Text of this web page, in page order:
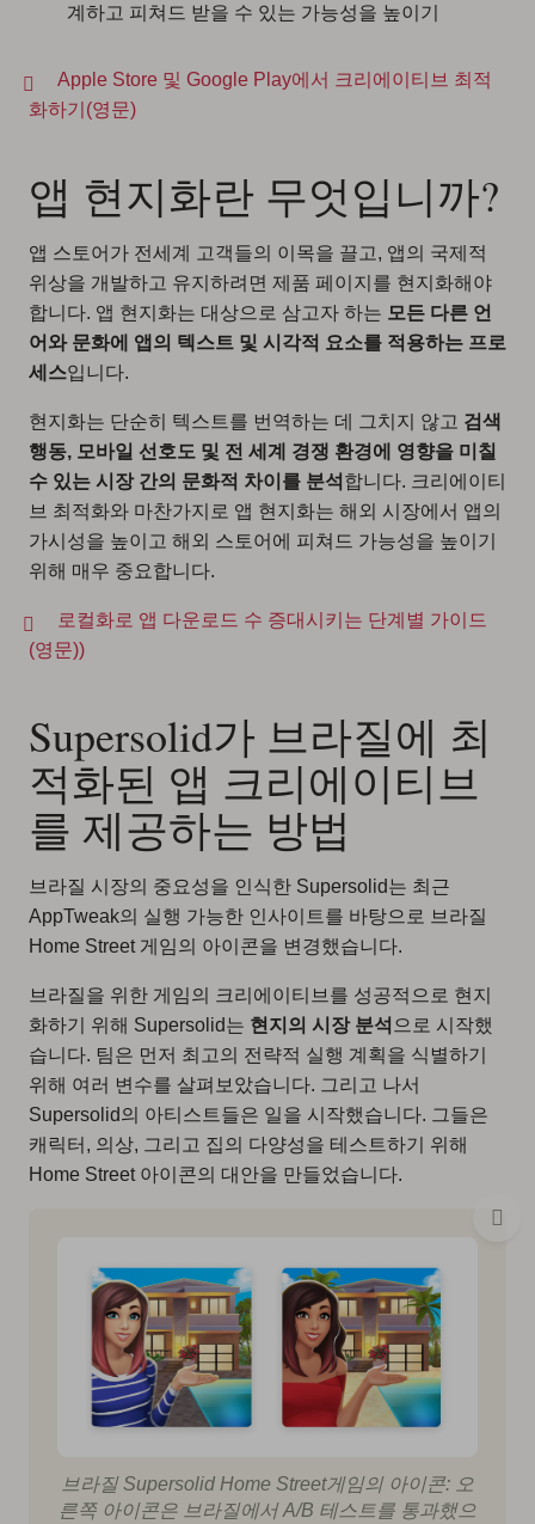
계하고 피쳐드 받을 수 있는 가능성을 높이기
Apple Store 및 Google Play에서 크리에이티브 최적
화하기(영문)
앱 현지화란 무엇입니까?
앱 스토어가 전세계 고객들의 이목을 끌고, 앱의 국제적
위상을 개발하고 유지하려면 제품 페이지를 현지화해야
합니다. 앱 현지화는 대상으로 삼고자 하는 모든 다른 언
어와 문화에 앱의 텍스트 및 시각적 요소를 적용하는 프로
세스입니다.
현지화는 단순히 텍스트를 번역하는 데 그치지 않고 검색
행동, 모바일 선호도 및 전 세계 경쟁 환경에 영향을 미칠
수 있는 시장 간의 문화적 차이를 분석 합니다. 크리에이티
브 최적화와 마찬가지로 앱 현지화는 해외 시장에서 앱의
가시성을 높이고 해외 스토어에 피쳐드 가능성을 높이기
위해 매우 중요합니다.
로컬화로 앱 다운로드 수 증대시키는 단계별 가이드
(영문))
Supersolid가 브라질에 최
적화된 앱 크리에이티브
를 제공하는 방법
브라질 시장의 중요성을 인식한 Supersolid는 최근
AppTweak의 실행 가능한 인사이트를 바탕으로 브라질
Home Street 게임의 아이콘을 변경했습니다.
브라질을 위한 게임의 크리에이티브를 성공적으로 현지
화하기 위해 Supersolid는 현지의 시장 분석 으로 시작했
습니다. 팀은 먼저 최고의 전략적 실행 계획을 식별하기
위해 여러 변수를 살펴보았습니다. 그리고 나서
Supersolid의 아티스트들은 일을 시작했습니다. 그들은
캐릭터, 의상, 그리고 집의 다양성을 테스트하기 위해
Home Street 아이콘의 대안을 만들었습니다.
브라질 Supersolid Home Street게임의 아이콘: 오
른쪽 아이콘은 브라질에서 A/B 테스트를 통과했으